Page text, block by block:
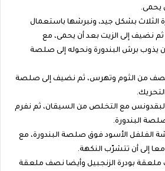
يحمى.
الثلاث بشكل جيد، ونبرشها باستعمال
ثم نضيف إلى الزيت بعد أن يحمى، مع
أن يذوب برش البندورة ونحوله إلى صلصة
من الثوم وتهرس، ثم نضيف إلى صلصة
مع التخلص من السيقان، ثم نفرم
البندورة.
الفلفل الأسود فوق صلصة البندورة، مع
إلى أن تتشرّب النكهة.
بودرة الزنجبيل وأيضا نصف ملعقة